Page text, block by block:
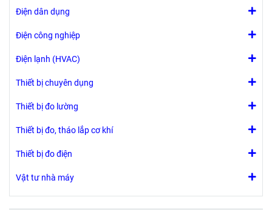
Điện dân dụng
Điện công nghiệp
Điện lạnh (HVAC)
Thiết bị chuyên dụng
Thiết bị đo lường
Thiết bị đo, tháo lắp cơ khí
Thiết bị đo điện
Vật tư nhà máy